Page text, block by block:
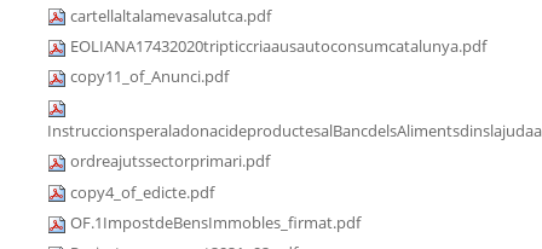
cartellaltalamevasalutca.pdf
EOLIANA17432020tripticcriaausautoconsumcatalunya.pdf
copy11_of_Anunci.pdf
ordreajutssectorprimari.pdf
copy4_of_edicte.pdf
OF.1ImpostdeBensImmobles_firmat.pdf